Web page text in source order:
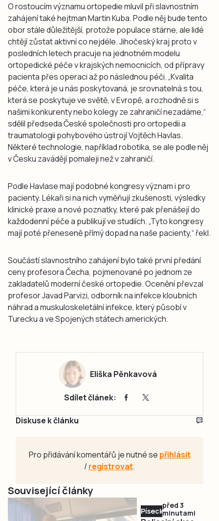
O rostoucím významu ortopedie mluvil při slavnostním
zahájení také hejtman Martin Kuba. Podle něj bude tento
obor stále důležitější, protože populace stárne, ale lidé
chtějí zůstat aktivní co nejdéle. Jihočeský kraj proto v
posledních letech pracuje na jednotném modelu
ortopedické péče v krajských nemocnicích, od přípravy
pacienta přes operaci až po následnou péči. „Kvalita
péče, která je u nás poskytovaná, je srovnatelná s tou,
která se poskytuje ve světě, v Evropě, a rozhodně si s
našimi konkurenty nebo kolegy ze zahraničí nezadáme,“
sdělil předseda České společnosti pro ortopedii a
traumatologii pohybového ústrojí Vojtěch Havlas.
Některé technologie, například robotika, se ale podle něj
v Česku zavádějí pomaleji než v zahraničí.
Podle Havlase mají podobné kongresy význam i pro
pacienty. Lékaři si na nich vyměňují zkušenosti, výsledky
klinické praxe a nové poznatky, které pak přenášejí do
každodenní péče a publikují ve studiích. „Tyto kongresy
mají poté přeneseně přímý dopad na naše pacienty,“ řekl.
Součástí slavnostního zahájení bylo také první předání
ceny profesora Čecha, pojmenované po jednom ze
zakladatelů moderní české ortopedie. Ocenění převzal
profesor Javad Parvizi, odborník na infekce kloubních
náhrad a muskuloskeletální infekce, který působí v
Turecku a ve Spojených státech amerických.
Eliška Pěnkavová
Sdílet článek:
Diskuse k článku
Pro přidávání komentářů je nutné se přihlásit
/registrovat.
Související články
Písecko
před 3
minutami